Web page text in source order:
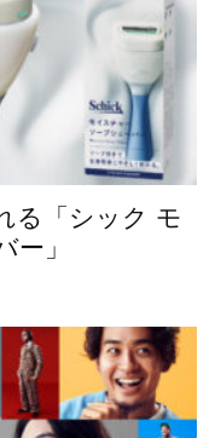
る「シック モ
」